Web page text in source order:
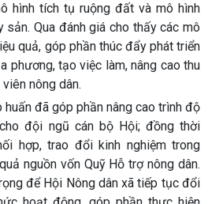
hình tích tụ ruộng đất và mô hình
sản. Qua đánh giá cho thấy các mô
quả, góp phần thúc đẩy phát triển
phương, tạo việc làm, nâng cao thu
nông dân.
đã góp phần nâng cao trình độ
đội ngũ cán bộ Hội; đồng thời
hợp, trao đổi kinh nghiệm trong
nguồn vốn Quỹ Hỗ trợ nông dân.
để Hội Nông dân xã tiếp tục đổi